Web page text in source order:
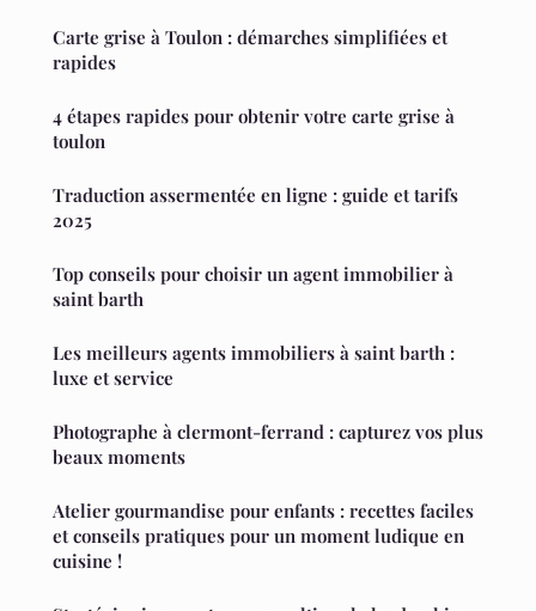
Carte grise à Toulon : démarches simplifiées et
rapides
4 étapes rapides pour obtenir votre carte grise à
toulon
Traduction assermentée en ligne : guide et tarifs
2025
Top conseils pour choisir un agent immobilier à
saint barth
Les meilleurs agents immobiliers à saint barth :
luxe et service
Photographe à clermont-ferrand : capturez vos plus
beaux moments
Atelier gourmandise pour enfants : recettes faciles
et conseils pratiques pour un moment ludique en
cuisine !